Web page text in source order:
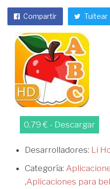
Compartir Tuitear
0,79 € - Descargar
Desarrolladores: Li
Categoría:
,Aplicaciones para